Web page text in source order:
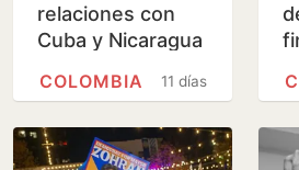
relaciones con
Cuba y Nicaragua
11 días
COLOMBIA